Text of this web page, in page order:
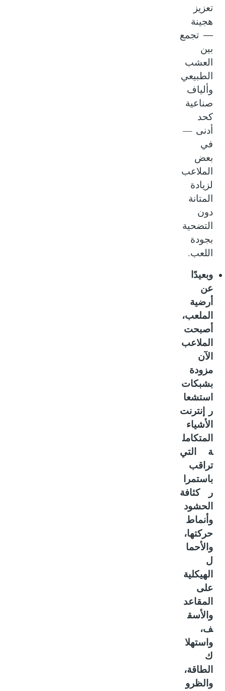
تعزيز
هجينة
— تجمع
بين
العشب
الطبيعي
وألياف
صناعية
كحد
أدنى—
في
بعض
الملاعب
لزيادة
المتانة
دون
التضحية
بجودة
اللعب.
وبعيدًا
عن
أرضية
الملعب،
أصبحت
الملاعب
الآن
مزودة
بشبكات
استشعا
ر إنترنت
الأشياء
المتكامل
ة التي
تراقب
باستمرا
ر كثافة
الحشود
وأنماط
حركتها،
والأحما
الهيكلية
على
المقاعد
والأسق
ف،
واستهلا
الطاقة،
والظرو